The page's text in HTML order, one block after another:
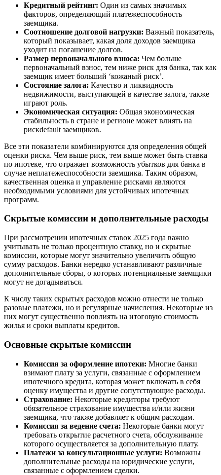
Кредитный рейтинг: Один из самых значимых
факторов, определяющий платежеспособность
заемщика.
Соотношение долговой нагрузки: Важный показатель,
который показывает, какая доля доходов заемщика
уходит на погашение долгов.
Размер первоначального взноса: Чем больше
первоначальный взнос, тем ниже риск для банка, так как
заемщик имеет больший ‘кожаный риск’.
Состояние залога: Качество и ликвидность
недвижимости, выступающей в качестве залога, также
играют роль.
Экономическая ситуация: Общая экономическая
стабильность в стране и регионе может влиять на
рискdefault заемщиков.
Все эти показатели комбинируются для определения общей
оценки риска. Чем выше риск, тем выше может быть ставка
по ипотеке, что отражает возможность убытков для банка в
случае неплатежеспособности заемщика. Таким образом,
качественная оценка и управление рисками являются
необходимыми условиями для устойчивых ипотечных
программ.
Скрытые комиссии и дополнительные расходы
При рассмотрении ипотечных ставок 2025 года важно
учитывать не только процентную ставку, но и скрытые
комиссии, которые могут значительно увеличить общую
сумму расходов. Банки нередко устанавливают различные
дополнительные сборы, о которых потенциальные заемщики
могут не догадываться.
К числу таких скрытых расходов можно отнести не только
разовые платежи, но и регулярные начисления. Некоторые из
них могут существенно повлиять на итоговую стоимость
жилья и сроки выплаты кредитов.
Основные скрытые комиссии
Комиссия за оформление ипотеки: Многие банки
взимают плату за услуги, связанные с оформлением
ипотечного кредита, которая может включать в себя
оценку имущества и другие сопутствующие расходы.
Страхование: Некоторые кредиторы требуют
обязательное страхование имущества и/или жизни
заемщика, что также добавляет к общим расходам.
Комиссия за ведение счета: Некоторые банки могут
требовать открытие расчетного счета, обслуживание
которого осуществляется за дополнительную плату.
Платежи за консультационные услуги: Возможны
дополнительные расходы на юридические услуги,
связанные с оформлением сделки.